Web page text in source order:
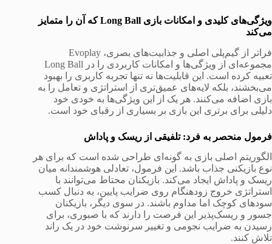
ویژگی‌های کلیدی و امکانات بازی Long Ball که آن را متمایز
می‌کند
فراتر از گیم‌پلی اصلی و جذابیت‌های بصری، Evoplay
مجموعه‌ای از ویژگی‌ها و امکانات کاربردی را در Long Ball
تعبیه کرده است. این قابلیت‌ها نه تنها تجربه کاربری را بهبود
می‌بخشند، بلکه لایه‌های عمیق‌تری از استراتژی و تعامل را به
بازی اضافه می‌کنند. هر یک از این ویژگی‌ها به خودی خود
دلیلی برای برتری این بازی بر بسیاری از رقبای خود است.
فرمول منحصر به فرد: تلفیقی از ریسک و پاداش
الگوریتم اصلی بازی به گونه‌ای طراحی شده است که برای هر
نوع بازیکنی جذاب باشد. این فرمول، تعادلی هوشمندانه میان
ریسک و پاداش ایجاد می‌کند. بازیکنان محتاط می‌توانند با
استراتژی خروج زودهنگام روی ضرایب پایین، به دنبال کسب
سودهای کوچک اما مداوم باشند. در سوی دیگر، بازیکنان
جسور و ریسک‌پذیر این فرصت را دارند که با صبوری، برای
رسیدن به ضرایب نجومی و تغییر سرنوشت خود در یک راند
تلاش کنند.